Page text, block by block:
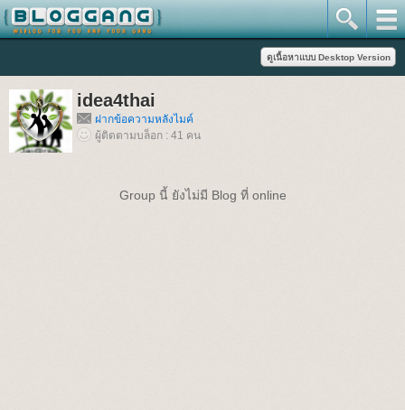
idea4thai
ฝากข้อความหลังไมค์
ผู้ติดตามบล็อก : 41 คน
Group นี้ ยังไม่มี Blog ที่ online